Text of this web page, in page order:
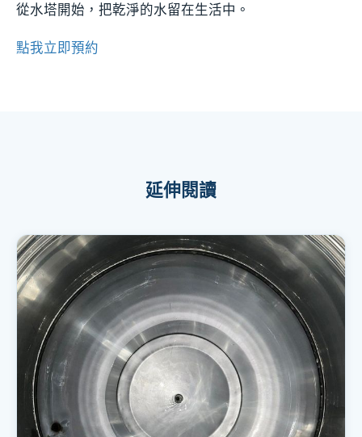
從水塔開始，把乾淨的水留在生活中。
點我立即預約
延伸閱讀